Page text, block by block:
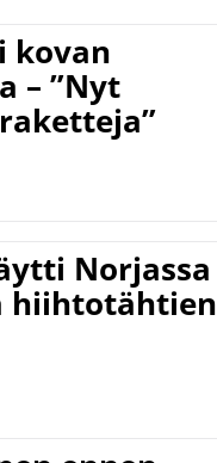
kovan
– ”Nyt
Norjassa
hiihtotähtien